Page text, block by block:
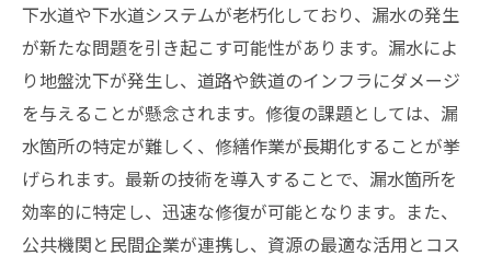
下水道や下水道システムが老朽化しており、漏水の発生
が新たな問題を引き起こす可能性があります。漏水によ
り地盤沈下が発生し、道路や鉄道のインフラにダメージ
を与えることが懸念されます。修復の課題としては、漏
水箇所の特定が難しく、修繕作業が長期化することが挙
げられます。最新の技術を導入することで、漏水箇所を
効率的に特定し、迅速な修復が可能となります。また、
公共機関と民間企業が連携し、資源の最適な活用とコス